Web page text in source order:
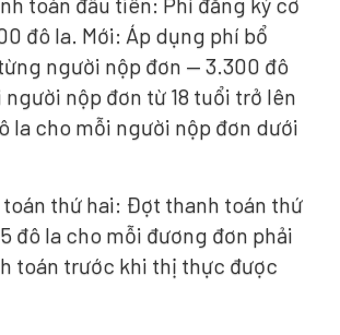
đô la. Mới: Áp dụng phí bổ
người nộp đơn — 3.300 đô
người nộp đơn từ 18 tuổi trở lên
la cho mỗi người nộp đơn dưới
thứ hai: Đợt thanh toán thứ
đô la cho mỗi đương đơn phải
toán trước khi thị thực được